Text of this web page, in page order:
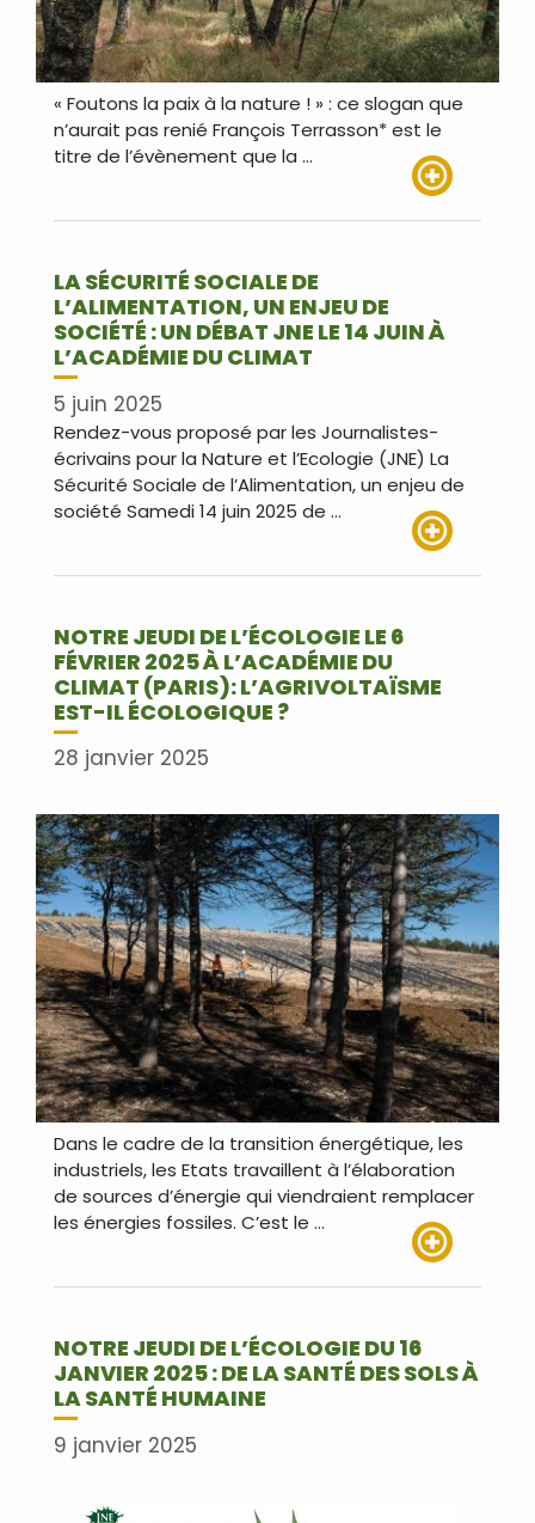
« Foutons la paix à la nature ! » : ce slogan que
n’aurait pas renié François Terrasson* est le
titre de l’évènement que la …
LA SÉCURITÉ SOCIALE DE
L’ALIMENTATION, UN ENJEU DE
SOCIÉTÉ : UN DÉBAT JNE LE 14 JUIN À
L’ACADÉMIE DU CLIMAT
5 juin 2025
Rendez-vous proposé par les Journalistes-
écrivains pour la Nature et l’Ecologie (JNE) La
Sécurité Sociale de l’Alimentation, un enjeu de
société Samedi 14 juin 2025 de …
NOTRE JEUDI DE L’ÉCOLOGIE LE 6
FÉVRIER 2025 À L’ACADÉMIE DU
CLIMAT (PARIS): L’AGRIVOLTAÏSME
EST-IL ÉCOLOGIQUE ?
28 janvier 2025
Dans le cadre de la transition énergétique, les
industriels, les Etats travaillent à l’élaboration
de sources d’énergie qui viendraient remplacer
les énergies fossiles. C’est le …
NOTRE JEUDI DE L’ÉCOLOGIE DU 16
JANVIER 2025 : DE LA SANTÉ DES SOLS À
LA SANTÉ HUMAINE
9 janvier 2025